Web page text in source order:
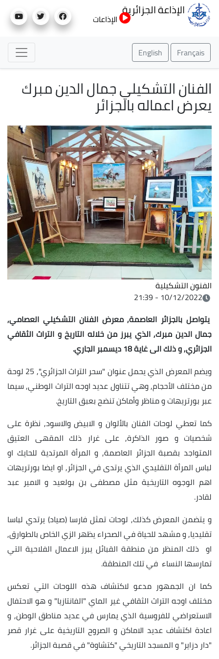
إلى
الإذاعة الجزائرية
الإذاعات
Français
English
الفنان التشكيلي جمال الدين مبرك
يعرض اعماله بالجزائر
الفنون التشكيلية
10/12/2022 - 21:39
يتواصل بالجزائر العاصمة, معرض الفنان التشكيلي العصامي,
جمال الدين مبرك, الذي يبرز من خلاله التاريخ و التراث الثقافي
الجزائري, و ذلك الى غاية 18 ديسمبر الجاري.
ويضم المعرض الذي يحمل عنوان "سحر التراث الجزائري", 25 لوحة
من مختلف الأحجام, وهي تتناول عديد اوجه التراث الوطني, سيما
عبر بورتريهات و مناظر وأماكن تنضح بعبق التاريخ.
كما تعطي لوحات الفنان بالألوان و الابيض والاسود, نظرة على
شخصيات و صور الذاكرة, على غرار ذلك المقهى العتيق
المتواجد بقصبة الجزائر العاصمة, و المرأة المرتدية للحايك او
لباس المرأة التقليدي الذي يرتدى في الجزائر, او ايضا بورتريهات
اهم الوجوه التاريخية مثل مصطفى بن بولعيد و الامير عبد
لقادر.
و يتضمن المعرض كذلك, لوحات تمثل فارسا (صياد) يرتدي لباسا
تقليديا, و مشهد للحياة في الصحراء يظهر الزي الخاص بالطوارق,
او ذلك المنظر من منطقة القبائل يبرز الاعمال الفلاحية التي
تمارسها النساء في تلك المنطقة.
كما ان الجمهور مدعو لاكتشاف هذه اللوحات التي تعكس
مختلف اوجه التراث الثقافي غير الماي "الفانتازيا" و هو الاحتفال
الاستعراضي للفروسية الذي يمارس في عديد مناطق الوطن, و
اعادة اكتشاف عديد الاماكن و الصروح التاريخية على غرار قصر
"دار دزاير" و المسجد التاريخي "كتشاوة" في قصبة الجزائر.